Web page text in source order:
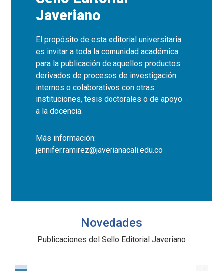
Javeriano
El propósito de esta editorial universitaria
es invitar a toda la comunidad académica
para la publicación de aquellos productos
derivados de procesos de investigación
internos o colaborativos con otras
instituciones, tesis doctorales o de apoyo
a la docencia.
Más información:
jennifer.ramirez@javerianacali.edu.co
Novedades
Publicaciones del Sello Editorial Javeriano